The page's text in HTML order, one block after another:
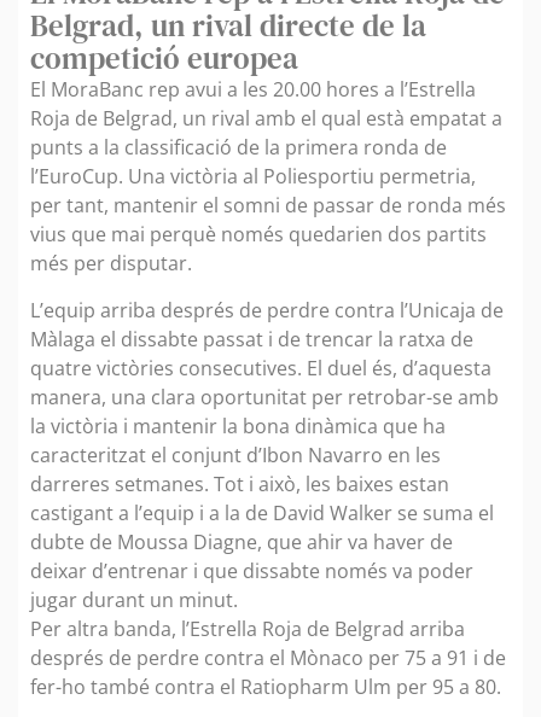
Belgrad, un rival directe de la
competició europea
El MoraBanc rep avui a les 20.00 hores a l’Estrella
Roja de Belgrad, un rival amb el qual està empatat a
punts a la classificació de la primera ronda de
l’EuroCup. Una victòria al Poliesportiu permetria,
per tant, mantenir el somni de passar de ronda més
vius que mai perquè només quedarien dos partits
més per disputar.
L’equip arriba després de perdre contra l’Unicaja de
Màlaga el dissabte passat i de trencar la ratxa de
quatre victòries consecutives. El duel és, d’aquesta
manera, una clara oportunitat per retrobar-se amb
la victòria i mantenir la bona dinàmica que ha
caracteritzat el conjunt d’Ibon Navarro en les
darreres setmanes. Tot i això, les baixes estan
castigant a l’equip i a la de David Walker se suma el
dubte de Moussa Diagne, que ahir va haver de
deixar d’entrenar i que dissabte només va poder
jugar durant un minut.
Per altra banda, l’Estrella Roja de Belgrad arriba
després de perdre contra el Mònaco per 75 a 91 i de
fer-ho també contra el Ratiopharm Ulm per 95 a 80.